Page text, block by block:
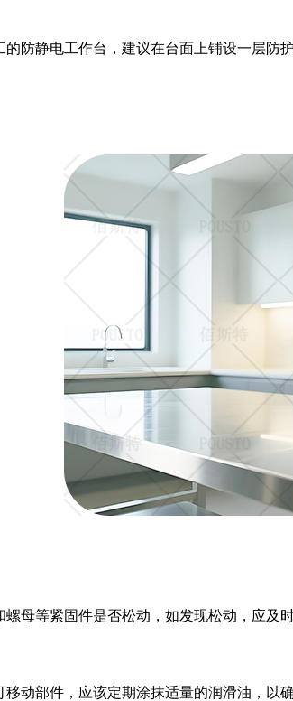
防静电工作台，建议在台面上铺设一层防
母等紧固件是否松动，如发现松动，应及
动部件，应该定期涂抹适量的润滑油，以